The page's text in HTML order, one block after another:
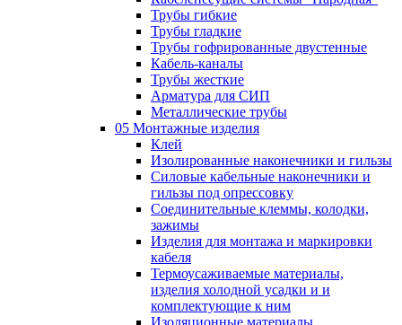
Трубы гибкие
Трубы гладкие
Трубы гофрированные двустенные
Кабель-каналы
Трубы жесткие
Арматура для СИП
Металлические трубы
05 Монтажные изделия
Клей
Изолированные наконечники и гильзы
Силовые кабельные наконечники и
гильзы под опрессовку
Соединительные клеммы, колодки,
зажимы
Изделия для монтажа и маркировки
кабеля
Термоусаживаемые материалы,
изделия холодной усадки и и
комплектующие к ним
Изоляционные материалы